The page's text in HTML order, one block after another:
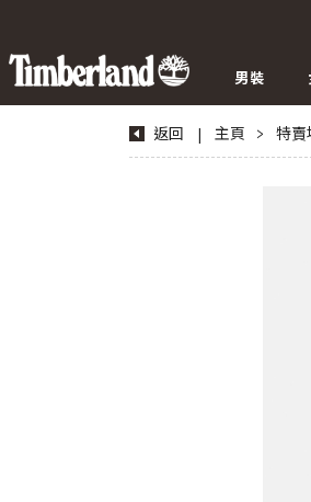
男裝
返回 | 主頁 > 特賣